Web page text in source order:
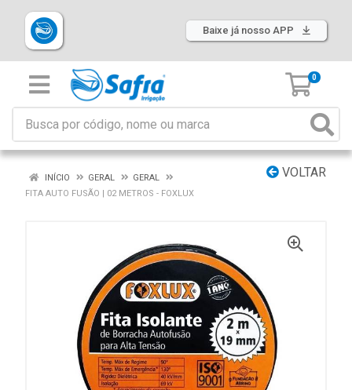
Baixe já nosso APP
0
VOLTAR
INÍCIO GERAL
GERAL
FITA AUTO FUSÃO | 02 METROS - FOXLUX